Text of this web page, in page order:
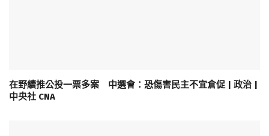
在野續推公投一票多案 中選會：恐傷害民主不宜倉促 | 政治 |
中央社 CNA